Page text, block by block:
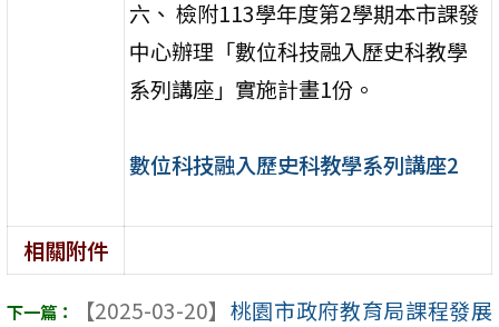
六、 檢附113學年度第2學期本市課發
中心辦理「數位科技融入歷史科教學
系列講座」實施計畫1份。
數位科技融入歷史科教學系列講座2
相關附件
【2025-03-20】 桃園市政府教育局課程發展